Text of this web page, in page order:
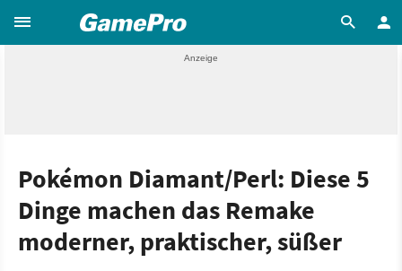
Pokémon Diamant/Perl: Diese 5
Dinge machen das Remake
moderner, praktischer, süßer